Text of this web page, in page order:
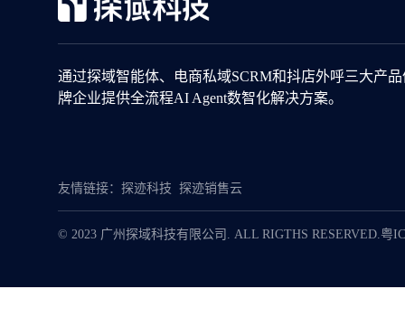
通过探域智能体、电商私域SCRM和抖店外呼三大产
牌企业提供全流程AI Agent数智化解决方案。
友情链接： 探迹科技 探迹销售云
© 2023 广州探域科技有限公司. ALL RIGTHS RESERVED.粤